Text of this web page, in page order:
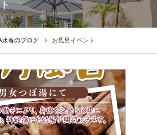
水春のブログ お風呂イベント